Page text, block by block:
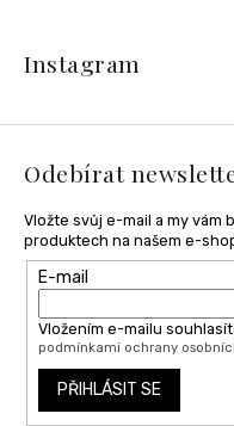
t
Instagram
Odebírat
Vložte svůj e-mail a my vám
produktech na našem e-
E-mail
Vložením e-mailu
podmínkami ochrany
PŘIHLÁSIT SE